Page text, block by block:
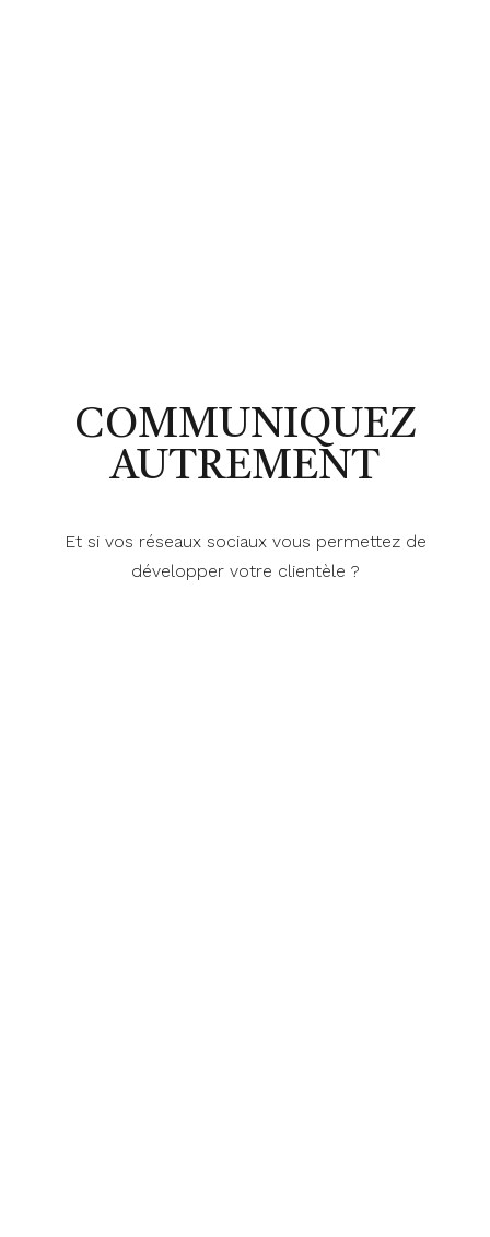
COMMUNIQUEZ
AUTREMENT
Et si vos réseaux sociaux vous permettez de
développer votre clientèle ?